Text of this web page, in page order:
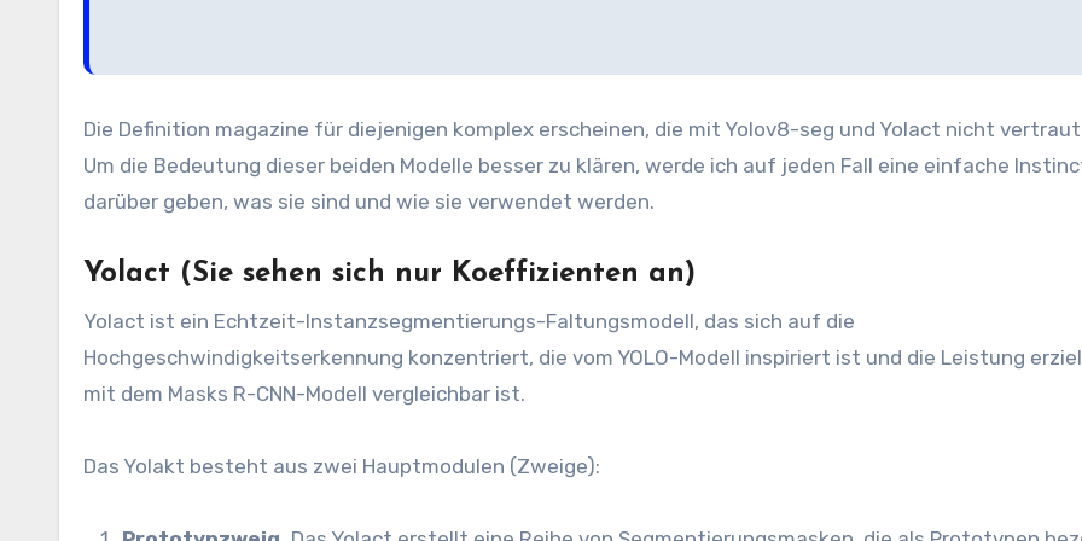
Die Definition magazine für diejenigen komplex erscheinen, die mit Yolov8-seg und Yolact nicht
Um die Bedeutung dieser beiden Modelle besser zu klären, werde ich auf jeden Fall eine einfache
darüber geben, was sie sind und wie sie verwendet werden.
Yolact (Sie sehen sich nur Koeffizienten an)
Yolact ist ein Echtzeit-Instanzsegmentierungs-Faltungsmodell, das sich auf die
Hochgeschwindigkeitserkennung konzentriert, die vom YOLO-Modell inspiriert ist und die Leistung
mit dem Masks R-CNN-Modell vergleichbar ist.
Das Yolakt besteht aus zwei Hauptmodulen (Zweige):